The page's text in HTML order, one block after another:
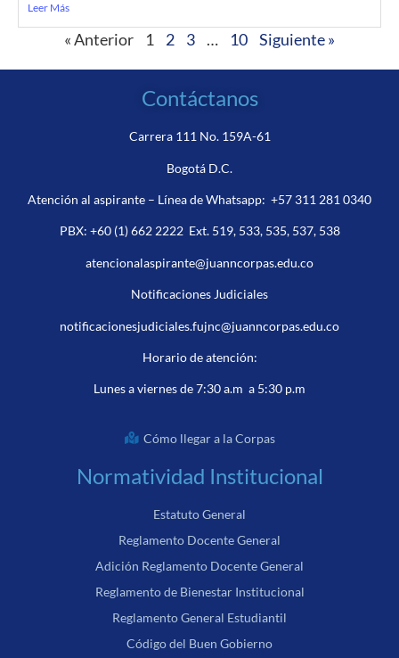
Leer Más
« Anterior 1 2 3 … 10 Siguiente »
Contáctanos
Carrera 111 No. 159A-61
Bogotá D.C.
Atención al aspirante – Línea de Whatsapp: +57 311 281 0340
PBX: +60 (1) 662 2222Ext. 519, 533, 535, 537, 538
atencionalaspirante@juanncorpas.edu.co
Notificaciones Judiciales
notificacionesjudiciales.fujnc@juanncorpas.edu.co
Horario de atención:
Lunes a viernes de 7:30 a.m a 5:30 p.m
Cómo llegar a la Corpas
Normatividad Institucional
Estatuto General
Reglamento Docente General
Adición Reglamento Docente General
Reglamento de Bienestar Institucional
Reglamento General Estudiantil
Código del Buen Gobierno